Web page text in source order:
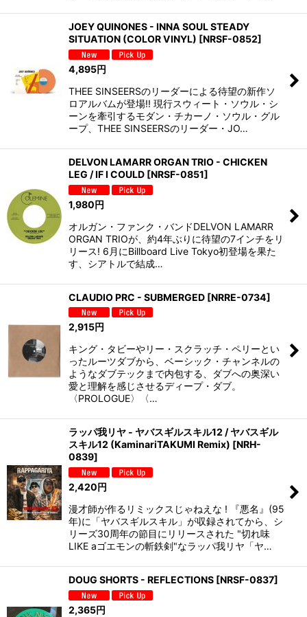
JOEY QUINONES - INNA SOUL STEADY
SITUATION (COLOR VINYL) [NRSF-0852]
4,895円
THEE SINSEERSのリーダーによる待望の新作ソ
ロアルバムが登場!! 現行スウィート・ソウル・シ
ーンを牽引するモダン・チカーノ・ソウル・グル
ープ、THEE SINSEERSのリーダー・JO…
DELVON LAMARR ORGAN TRIO - CHICKEN
LEG / IF I COULD [NRSF-0851]
1,980円
オルガン・ファンク・バンドDELVON LAMARR
ORGAN TRIOが、約4年ぶりに待望の7インチをリ
リース! 6月にBillboard Live Tokyo初登場を果た
す、シアトルで結成…
CLAUDIO PRC - SUBMERGED [NRRE-0734]
2,915円
キング・タビーやリー・スクラッチ・ペリーとい
ったルーツダブから、ベーシック・チャンネルの
ようなダブテックまで内包する、ダブへの奥深い
愛と理解を感じさせるディープ・ダブ。
〈PROLOGUE〉〈…
ラッパ我リヤ - ヤバスギルスキル12 / ヤバスギル
スキル12 (KaminariTAKUMI Remix) [NRH-
0839]
2,420円
漫才師が作るリミックスじゃねえな ! 『悪名』(95
年)に「ヤバスギルスキル」が収録されてから、シ
リーズ30周年の節目にリリースされた "切れ味
LIKE aゴエモンの斬鉄剣"なラッパ我リヤ「ヤ…
DOUG SHORTS - REFLECTIONS [NRSF-0837]
2,365円